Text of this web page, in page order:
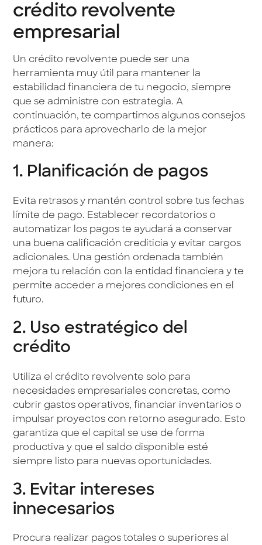
crédito revolvente
empresarial
Un crédito revolvente puede ser una
herramienta muy útil para mantener la
estabilidad financiera de tu negocio, siempre
que se administre con estrategia. A
continuación, te compartimos algunos consejos
prácticos para aprovecharlo de la mejor
manera:
1. Planificación de pagos
Evita retrasos y mantén control sobre tus fechas
límite de pago. Establecer recordatorios o
automatizar los pagos te ayudará a conservar
una buena calificación crediticia y evitar cargos
adicionales. Una gestión ordenada también
mejora tu relación con la entidad financiera y te
permite acceder a mejores condiciones en el
futuro.
2. Uso estratégico del
crédito
Utiliza el crédito revolvente solo para
necesidades empresariales concretas, como
cubrir gastos operativos, financiar inventarios o
impulsar proyectos con retorno asegurado. Esto
garantiza que el capital se use de forma
productiva y que el saldo disponible esté
siempre listo para nuevas oportunidades.
3. Evitar intereses
innecesarios
Procura realizar pagos totales o superiores al